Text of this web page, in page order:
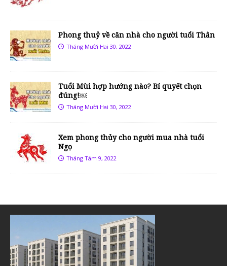
Phong thuỷ về căn nhà cho người tuổi Thân
Tháng Mười Hai 30, 2022
Tuổi Mùi hợp hướng nào? Bí quyết chọn
đúng!￼
Tháng Mười Hai 30, 2022
Xem phong thủy cho người mua nhà tuổi
Ngọ
Tháng Tám 9, 2022